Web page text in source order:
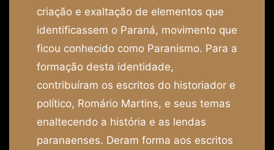
criação e exaltação de elementos que
identificassem o Paraná, movimento que
ficou conhecido como Paranismo. Para a
formação desta identidade,
contribuíram os escritos do historiador e
político, Romário Martins, e seus temas
enaltecendo a história e as lendas
paranaenses. Deram forma aos escritos